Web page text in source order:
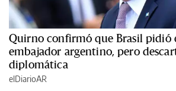
Quirno confirmó que Brasil pidió
embajador argentino, pero
diplomática
elDiarioAR